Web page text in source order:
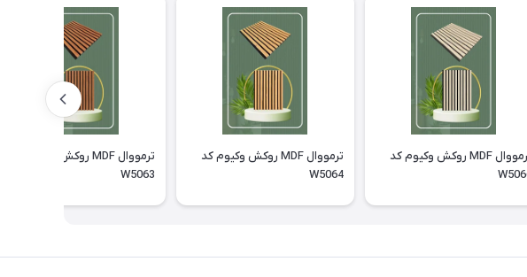
ترمووال MDF روکش وکیوم کد
ترمووال MDF روکش وکیوم کد
W5064
ترمووال MDF روکش وکیوم کد
W5063